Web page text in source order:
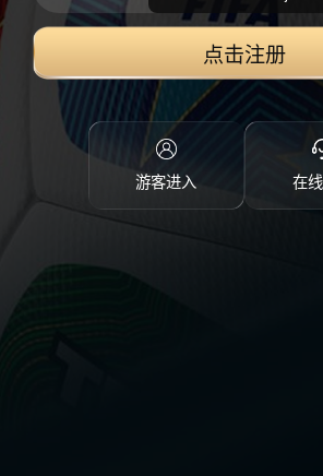
点击注册
游客进入 在